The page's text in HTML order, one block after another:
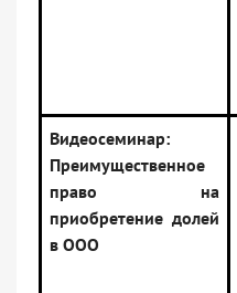
Видеосеминар:
Преимущественное
право на
приобретение долей
в ООО